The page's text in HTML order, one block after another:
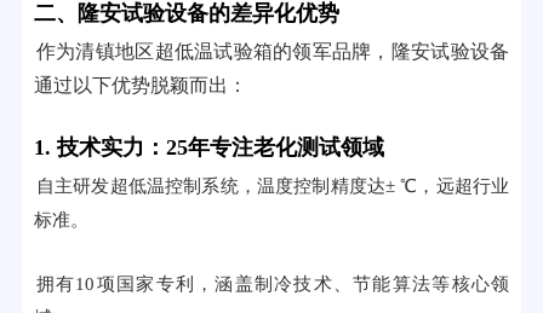
二、隆安试验设备的差异化优势
作为清镇地区超低温试验箱的领军品牌，隆安试验设备
通过以下优势脱颖而出：
1. 技术实力：25年专注老化测试领域
自主研发超低温控制系统，温度控制精度达± ℃，远超行业
标准。
拥有10项国家专利，涵盖制冷技术、节能算法等核心领